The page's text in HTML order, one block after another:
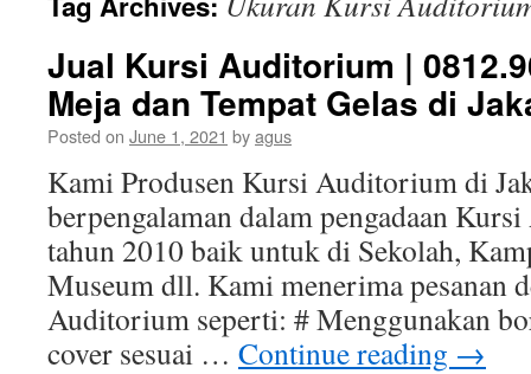
Jual Kursi Auditorium |
Meja dan Tempat Gelas di
Posted on June 1, 2021 byagus
Kami Produsen Kursi Auditorium di
berpengalaman dalam pengadaan
tahun 2010 baik untuk di Sekolah,
Museum dll. Kami menerima pesanan
Auditorium seperti: # Menggunakan
cover sesuai … Continue reading →